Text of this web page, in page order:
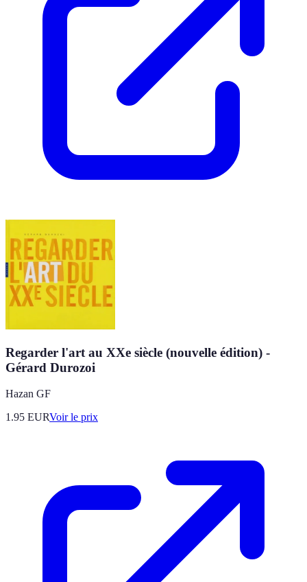
Regarder l'art au XXe siècle (nouvelle édition) -
Gérard Durozoi
Hazan GF
1.95 EURVoir le prix